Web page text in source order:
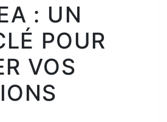
: UN
POUR
VOS